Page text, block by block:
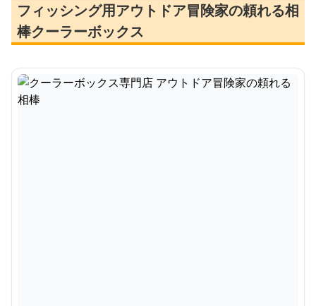
フィッシング用アウトドア冒険家の頼れる相
棒クーラーボックス